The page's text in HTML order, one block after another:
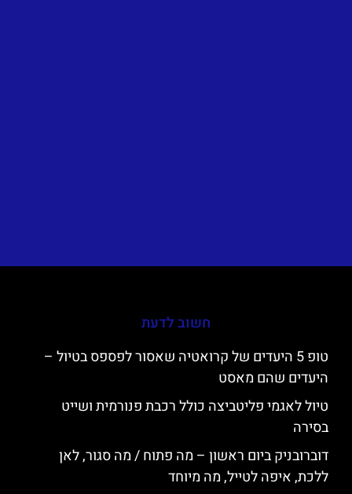
חשוב לדעת
טופ 5 היעדים של קרואטיה שאסור לפספס בטיול –
היעדים שהם מאסט
טיול לאגמי פליטביצה כולל רכבת פנורמית ושייט
בסירה
דוברובניק ביום ראשון – מה פתוח / מה סגור, לאן
ללכת, איפה לטייל, מה מיוחד